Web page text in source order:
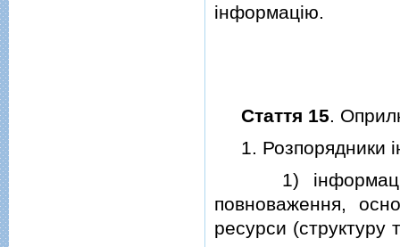
iнформацiю.
Стаття 15 .
1. Розпорядники
1) iнформацiю
повноваження,
ресурси (структуру